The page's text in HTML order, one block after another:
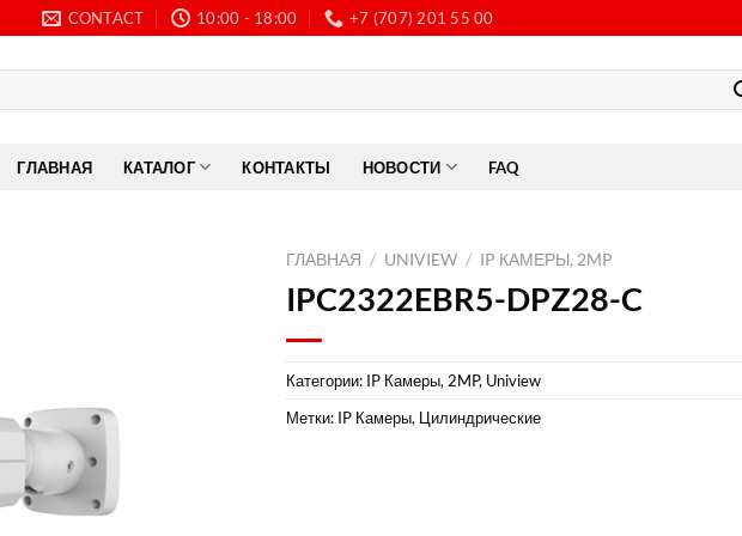
CONTACT 10:00 - 18:00 +7 (707) 201 55 00
ГЛАВНАЯ КАТАЛОГ КОНТАКТЫ НОВОСТИ FAQ
ГЛАВНАЯ / UNIVIEW / IP КАМЕРЫ, 2MP
IPC2322EBR5-DPZ28-C
Категории: IP Камеры, 2MP, Uniview
Метки: IP Камеры, Цилиндрические